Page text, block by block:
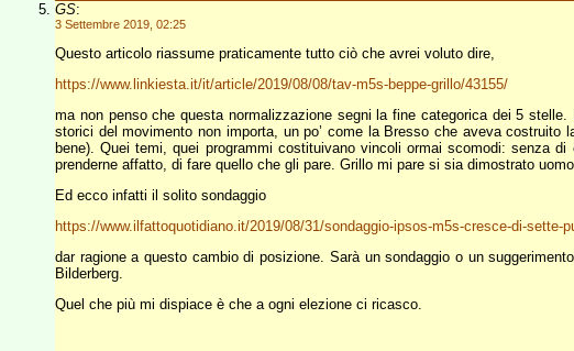
GS:
3 Settembre 2019, 02:25
Questo articolo riassume praticamente tutto ciò che avrei voluto dire,
https://www.linkiesta.it/it/article/2019/08/08/tav-m5s-beppe-grillo/43155/
ma non penso che questa normalizzazione segni la fine categorica dei 5
storici del movimento non importa, un po’ come la Bresso che aveva
bene). Quei temi, quei programmi costituivano vincoli ormai scomodi: senza
prenderne affatto, di fare quello che gli pare. Grillo mi pare si sia dimostrato
Ed ecco infatti il solito sondaggio
https://www.ilfattoquotidiano.it/2019/08/31/sondaggio-ipsos-m5s-cresce-di-sette-
dar ragione a questo cambio di posizione. Sarà un sondaggio o un
Bilderberg.
Quel che più mi dispiace è che a ogni elezione ci ricasco.